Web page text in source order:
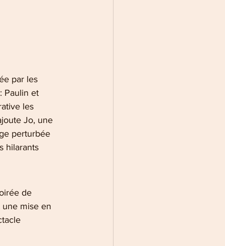
par les
Paulin et
les
Jo, une
perturbée
hilarants
de
mise en